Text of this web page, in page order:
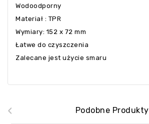
Wodoodporny
Materiał : TPR
Wymiary: 152 x 72 mm
Łatwe do czyszczenia
Zalecane jest użycie smaru
Podobne Produkty
‹